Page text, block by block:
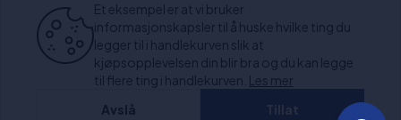
+1000 anmeldelser
Et eksempel er at vi bruker
informasjonskapsler til å huske hvilke ting du
legger til i handlekurven slik at
kjøpsopplevelsen din blir bra og du kan legge
til flere ting i handlekurven. Les mer
Avslå